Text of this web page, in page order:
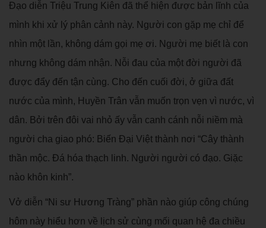
Đạo diễn Triệu Trung Kiên đã thể hiện được bản lĩnh của
mình khi xử lý phân cảnh này. Người con gặp mẹ chỉ để
nhìn một lần, không dám gọi mẹ ơi. Người mẹ biết là con
nhưng không dám nhận. Nỗi đau của một đời người đã
được đẩy đến tận cùng. Cho đến cuối đời, ở giữa đất
nước của mình, Huyền Trân vẫn muốn trọn vẹn vì nước, vì
dân. Bởi trên đôi vai nhỏ ấy vẫn canh cánh nỗi niềm mà
người cha giao phó: Biến Đại Việt thành nơi “Cây thành
thần mộc. Đá hóa thạch linh. Người người có đạo. Giặc
nào khôn kinh”.
Vở diễn “Ni sư Hương Tràng” phần nào giúp công chúng
hôm này hiểu hơn về lịch sử cùng mối quan hệ đa chiều